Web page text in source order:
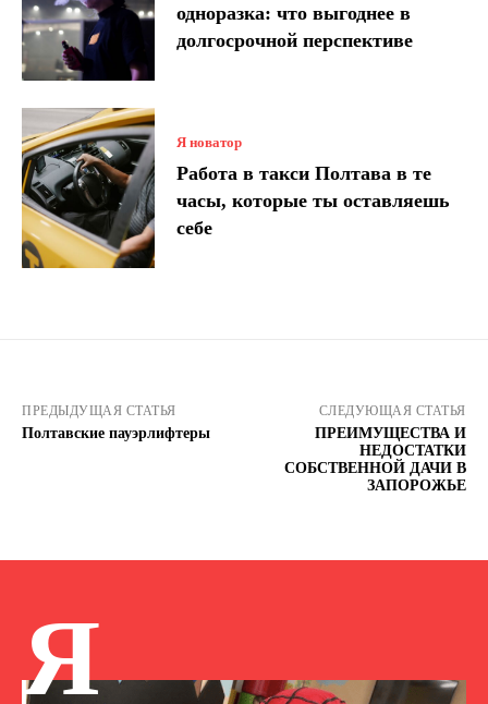
одноразка: что выгоднее в
долгосрочной перспективе
Я новатор
Работа в такси Полтава в те
часы, которые ты оставляешь
себе
ПРЕДЫДУЩАЯ СТАТЬЯ
Полтавские пауэрлифтеры
СЛЕДУЮЩАЯ СТАТЬЯ
ПРЕИМУЩЕСТВА И
НЕДОСТАТКИ
СОБСТВЕННОЙ ДАЧИ В
ЗАПОРОЖЬЕ
Я